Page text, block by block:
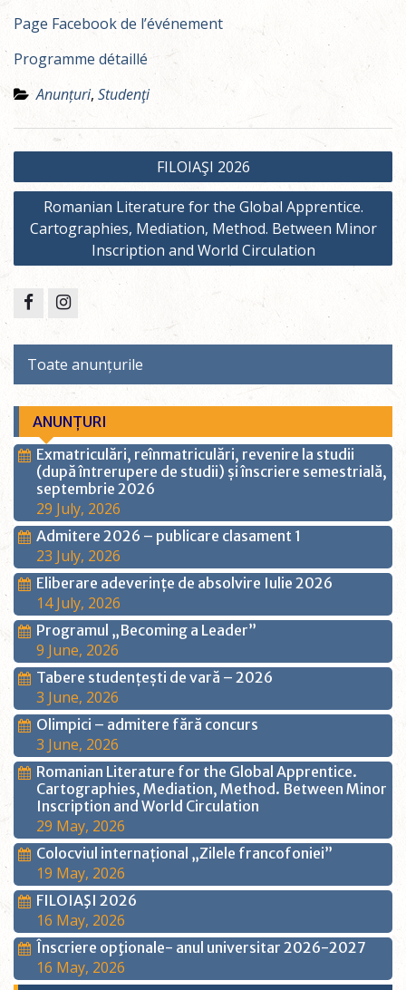
Page Facebook de l’événement
Programme détaillé
Anunțuri, Studenţi
Post
navigation
FILOIAŞI 2026
Romanian Literature for the Global Apprentice.
Cartographies, Mediation, Method. Between Minor
Inscription and World Circulation
FacebookInstagram
Toate anunțurile
ANUNȚURI
Exmatriculări, reînmatriculări, revenire la studii
(după întrerupere de studii) și înscriere semestrială,
septembrie 2026
29 July, 2026
Admitere 2026 – publicare clasament 1
23 July, 2026
Eliberare adeverințe de absolvire Iulie 2026
14 July, 2026
Programul „Becoming a Leader”
9 June, 2026
Tabere studențești de vară – 2026
3 June, 2026
Olimpici – admitere fără concurs
3 June, 2026
Romanian Literature for the Global Apprentice.
Cartographies, Mediation, Method. Between Minor
Inscription and World Circulation
29 May, 2026
Colocviul internațional „Zilele francofoniei”
19 May, 2026
FILOIAŞI 2026
16 May, 2026
Înscriere opţionale- anul universitar 2026-2027
16 May, 2026